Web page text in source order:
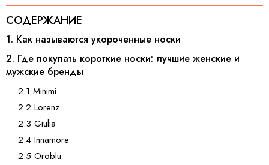
СОДЕРЖАНИЕ
1. Как называются укороченные носки
2. Где покупать короткие носки: лучшие женские и
мужские бренды
2.1 Minimi
2.2 Lorenz
2.3 Giulia
2.4 Innamore
2.5 Oroblu